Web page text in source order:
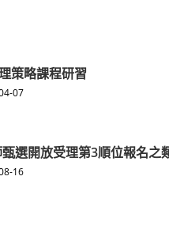
策略課程研習
07
選開放受理第3順位報名之
16